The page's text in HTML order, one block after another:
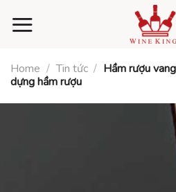
Home / Tin tức / Hầm rượu
dựng hầm rượu